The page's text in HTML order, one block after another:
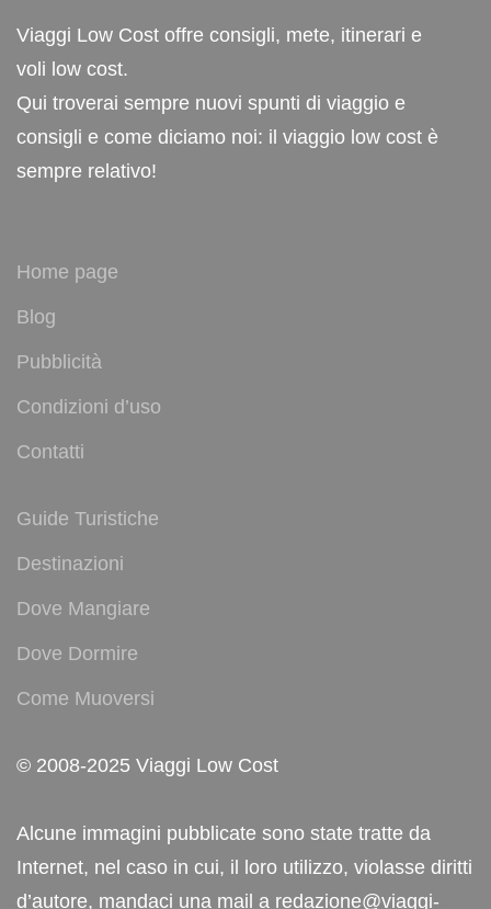
Viaggi Low Cost offre consigli, mete, itinerari e
voli low cost.
Qui troverai sempre nuovi spunti di viaggio e
consigli e come diciamo noi: il viaggio low cost è
sempre relativo!
Home page
Blog
Pubblicità
Condizioni d’uso
Contatti
Guide Turistiche
Destinazioni
Dove Mangiare
Dove Dormire
Come Muoversi
© 2008-2025 Viaggi Low Cost
Alcune immagini pubblicate sono state tratte da
Internet, nel caso in cui, il loro utilizzo, violasse diritti
d’autore, mandaci una mail a redazione@viaggi-